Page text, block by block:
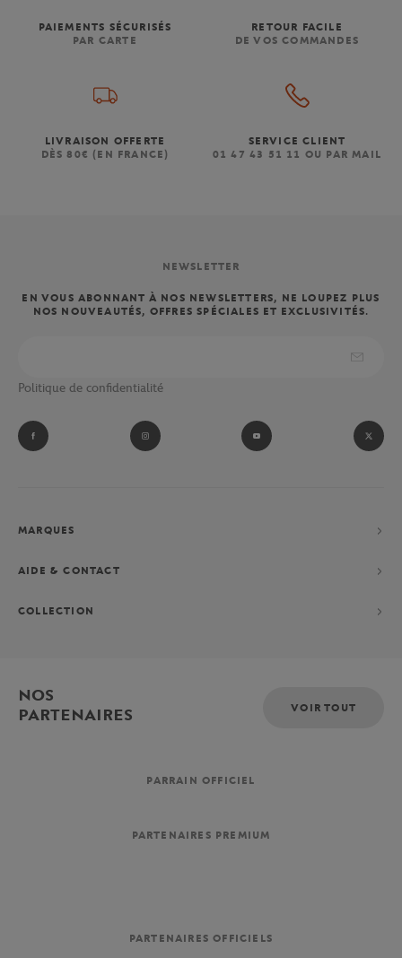
PAIEMENTS SÉCURISÉS
PAR CARTE
RETOUR FACILE
DE VOS COMMANDES
LIVRAISON OFFERTE
DÈS 80€ (EN FRANCE)
SERVICE CLIENT
01 47 43 51 11 OU PAR MAIL
NEWSLETTER
EN VOUS ABONNANT À NOS NEWSLETTERS, NE LOUPEZ PLUS
NOS NOUVEAUTÉS, OFFRES SPÉCIALES ET EXCLUSIVITÉS.
Politique de confidentialité
MARQUES
AIDE & CONTACT
COLLECTION
NOS
PARTENAIRES
VOIR TOUT
PARRAIN OFFICIEL
PARTENAIRES PREMIUM
PARTENAIRES OFFICIELS